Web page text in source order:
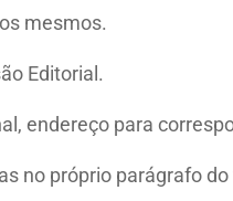
mesmos.
Editorial.
endereço para
no próprio parágrafo